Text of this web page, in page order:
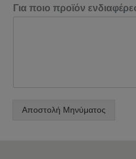
Για ποιο προϊόν
Αποστολή Μηνύματος